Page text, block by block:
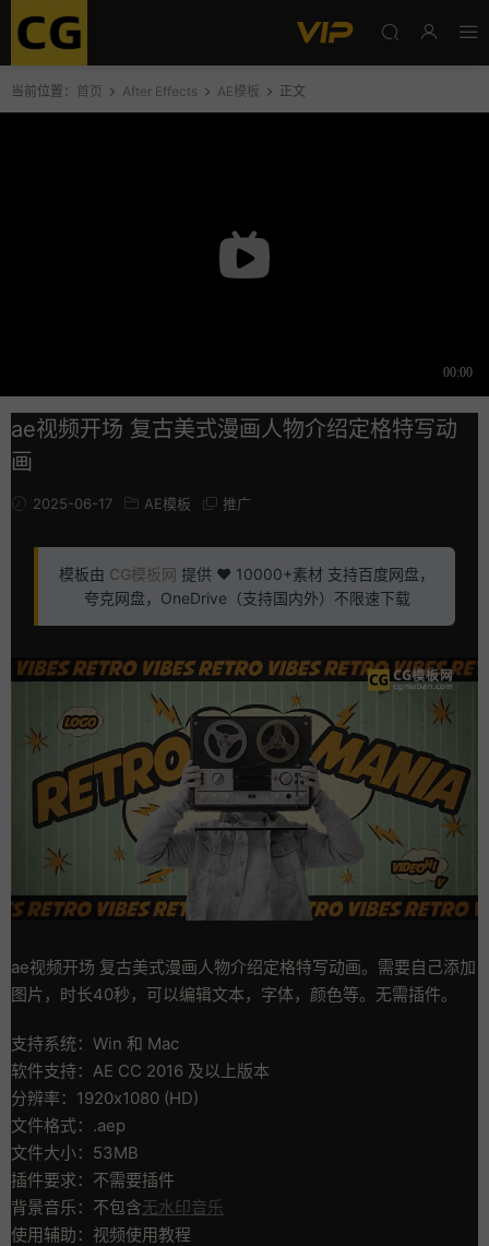
当前位置： 首页 After Effects AE模板 正文
ae视频开场 复古美式漫画人物介绍定格特写动
画
2025-06-17 AE模板 推广
模板由 CG模板网 提供 ❤️ 10000+素材 支持百度网盘，
夸克网盘，OneDrive（支持国内外）不限速下载
ae视频开场 复古美式漫画人物介绍定格特写动画。需要自己添加
图片，时长40秒，可以编辑文本，字体，颜色等。无需插件。
支持系统：Win 和 Mac
软件支持：AE CC 2016 及以上版本
分辨率：1920x1080 (HD)
文件格式：.aep
文件大小：53MB
插件要求：不需要插件
背景音乐：不包含无水印音乐
使用辅助：视频使用教程